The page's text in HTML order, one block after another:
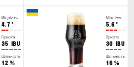
Міцність
4.7 °
Гіркота
35 IBU
Щільність
12 %
Міцність
5.6 °
Гіркота
30 IBU
Щільність
16 %